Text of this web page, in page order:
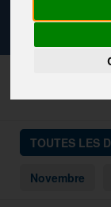
TOUTES LES
Novembre